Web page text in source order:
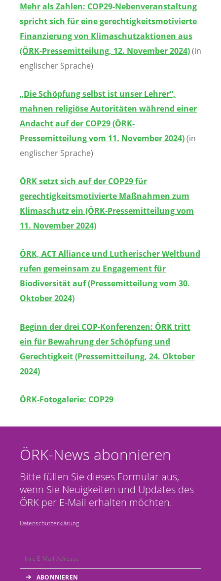
Mehr als Zahlen: COP29-Nebenveranstaltung
spricht sich für eine gerechtigkeitsmotivierte
Finanzierung von Klimaschutzaktionen aus
(ÖRK-Pressemitteilung, 12. November 2024)(in
englischer Sprache)
„Die Schöpfung selbst ist unser Lehrer“,
mahnen religiöse Autoritäten während einer
Andacht auf der COP29 (ÖRK-
Pressemitteilung vom 11. November 2024)(in
englischer Sprache)
ÖRK setzt sich auf der COP29 für
gerechtigkeitsmotivierte Maßnahmen zum
Klimaschutz ein (ÖRK-Pressemitteilung vom
11. November 2024)
ÖRK, ACT Alliance und Lutherischer Weltbund
rufen gemeinsam zu Engagement für
Biodiversität auf (Pressemitteilung vom 30.
Oktober 2024)
Beginn der drei COP-Konferenzen: ÖRK tritt
ein für Bewahrung der Schöpfung und
Gerechtigkeit (Pressemitteilung, 24. Oktober
2024)
ÖRK-Fotogalerie: COP29
ÖRK-News abonnieren
Bitte füllen Sie dieses Formular aus,
wenn Sie Neuigkeiten und Updates des
ÖRK per E-Mail erhalten möchten.
Datenschutzerklärung